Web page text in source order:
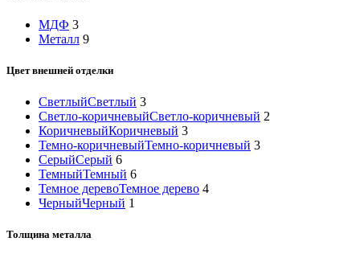
МДФ 3
Металл 9
Цвет внешней отделки
СветлыйСветлый 3
Светло-коричневыйСветло-коричневый 2
КоричневыйКоричневый 3
Темно-коричневыйТемно-коричневый 3
СерыйСерый 6
ТемныйТемный 6
Темное деревоТемное дерево 4
ЧерныйЧерный 1
Толщина металла